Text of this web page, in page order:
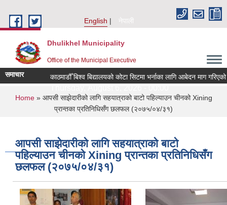
English
नेपाली
Dhulikhel Municipality
Office of the Municipal Executive
समाचार काठमाडौँ बिश्व बिद्यालयको कोटा सिटमा भर्नाका लागि आबेदन माग
You are here
Home» आपसी साझेदारीको लागि सहयात्राको बाटो पहिल्याउन चीनको Xining
प्रान्तका प्रतिनिधिसँग छलफल (२०७५/०४/३१)
आपसी साझेदारीको लागि सहयात्राको बाटो
पहिल्याउन चीनको Xining प्रान्तका प्रतिनिधिसँग
छलफल (२०७५/०४/३१)